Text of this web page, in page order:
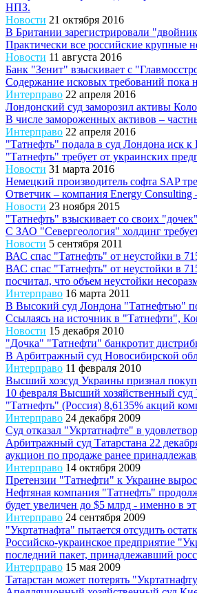
НПЗ.
Новости 21 октября 2016
В Британии зарегистрировали
Практически все российские крупные
Новости 11 августа 2016
Банк "Зенит" взыскивает с
Содержание исковых требований пока
Интерправо 22 апреля 2016
Лондонский суд заморозил активы
В числе замороженных активов –
Интерправо 22 апреля 2016
"Татнефть" подала в суд Лондона иск
"Татнефть" требует от украинских
Новости 31 марта 2016
Немецкий производитель софта SAP
Ответчик – компания Energy
Новости 23 ноября 2015
"Татнефть" взыскивает со своих
С ЗАО "Севергеология" холдинг
Новости 5 сентября 2011
ВАС спас "Татнефть" от неустойки в
ВАС спас "Татнефть" от неустойки в
посчитал, что объем неустойки
Интерправо 16 марта 2011
В Высокий суд Лондона "Татнефтью"
Ссылаясь на источник в "Татнефти",
Новости 15 декабря 2010
"Дочка" "Татнефти" банкротит
В Арбитражный суд Новосибирской
Интерправо 11 февраля 2010
Высший хозсуд Украины признал
10 февраля Высший хозяйственный суд
"Татнефть" (Россия) 8,6135% акций
Интерправо 24 декабря 2009
Суд отказал "Укртатнафте" в
Арбитражный суд Татарстана 22
аукцион по продаже ранее
Интерправо 14 октября 2009
Претензии "Татнефти" к Украине
Нефтяная компания "Татнефть"
будет увеличен до $5 млрд - именно в
Интерправо 24 сентября 2009
"Укртатнафта" пытается отсудить
Российско-украинское предприятие
последний пакет, принадлежавший
Интерправо 15 мая 2009
Татарстан может потерять